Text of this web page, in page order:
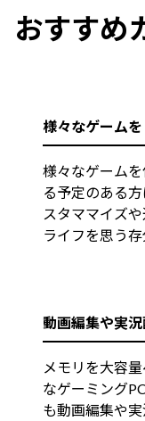
おすすめ
様々なゲーム
様々なゲーム
る予定のある
スタママイズ
ライフを思う存
動画編集や実
メモリを大容
なゲーミング
も動画編集や